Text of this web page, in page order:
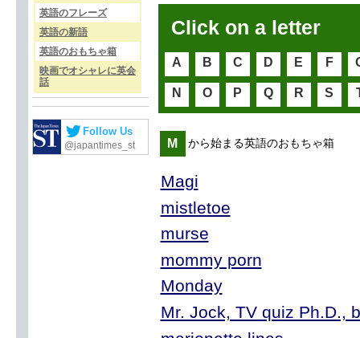
英語のフレーズ
英語の新語
英語のおもちゃ箱
映画でオシャレに英会
話
Follow Us
@japantimes_st
Click on a letter
A B C D E F
N O P Q R S
M から始まる英語のおもちゃ箱
Magi
mistletoe
murse
mommy porn
Monday
Mr. Jock, TV quiz Ph.D.,